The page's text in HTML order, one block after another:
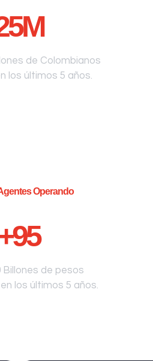
M
de Colombianos
los últimos 5 años.
Operando
95
Billones de pesos
los últimos 5 años.